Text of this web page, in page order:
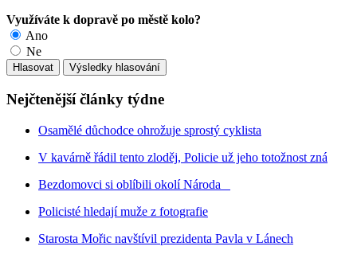
Využíváte k dopravě po městě kolo?
Ano
Ne
Nejčtenější články týdne
Osamělé důchodce ohrožuje sprostý cyklista
V kavárně řádil tento zloděj, Policie už jeho totožnost zná
Bezdomovci si oblíbili okolí Národa
Policisté hledají muže z fotografie
Starosta Mořic navštívil prezidenta Pavla v Lánech